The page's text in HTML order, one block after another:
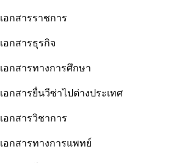
กสารราชการ
กสารธุรกิจ
กสารทางการศึกษา
กสารยื่นวีซ่าไปต่างประเทศ
กสารวิชาการ
กสารทางการแพทย์